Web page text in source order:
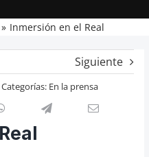
Inmersión en el Real
Siguiente
Categorías: En la prensa